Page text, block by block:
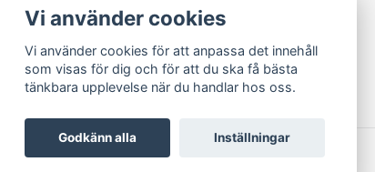
Vi använder cookies
Vi använder cookies för att anpassa det innehåll
som visas för dig och för att du ska få bästa
tänkbara upplevelse när du handlar hos oss.
Godkänn alla Inställningar